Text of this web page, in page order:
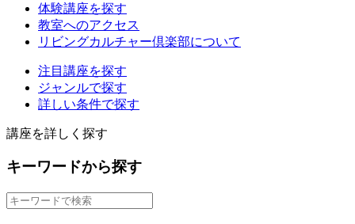
体験講座を探す
教室へのアクセス
リビングカルチャー倶楽部について
注目講座を探す
ジャンルで探す
詳しい条件で探す
講座を詳しく探す
キーワードから探す